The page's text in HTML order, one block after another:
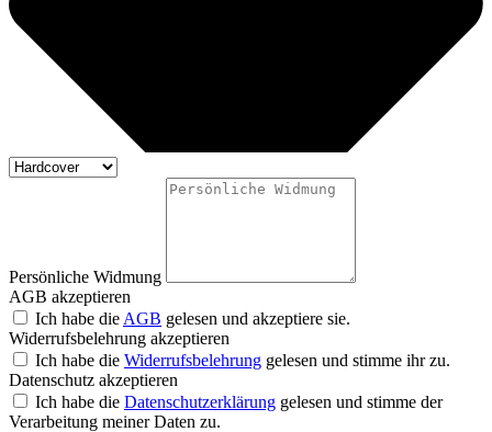
Persönliche Widmung
AGB akzeptieren
Ich habe die AGB gelesen und akzeptiere sie.
Widerrufsbelehrung akzeptieren
Ich habe die Widerrufsbelehrung gelesen und stimme ihr zu.
Datenschutz akzeptieren
Ich habe die Datenschutzerklärung gelesen und stimme der
Verarbeitung meiner Daten zu.